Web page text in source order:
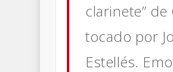
clarinete” de
tocado por
Estellés.